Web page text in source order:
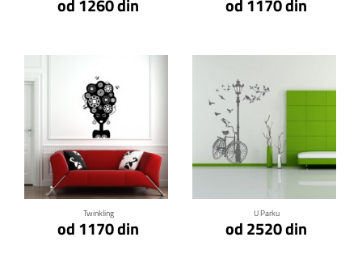
od 1260 din od 1170 din
Twinkling
od 1170 din
Klikni za detalje
U Parku
od 2520 din
Klikni za detalje